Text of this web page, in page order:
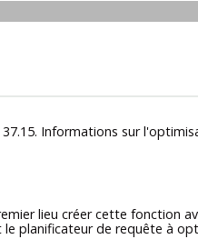
37.15. Informations sur
lieu créer cette fonction
planificateur de requête à